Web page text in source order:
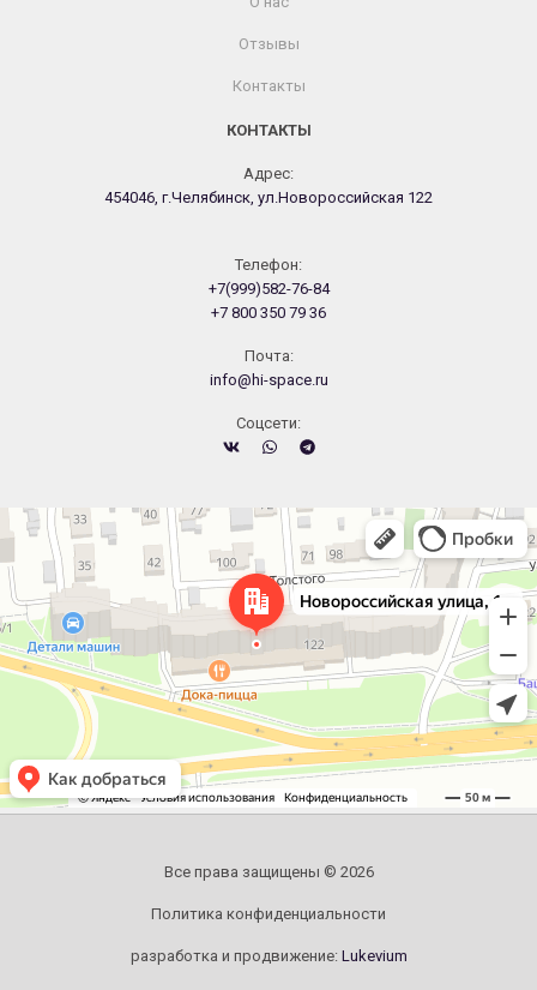
Отзывы
Контакты
КОНТАКТЫ
Адрес:
454046, г.Челябинск, ул.Новороссийская 122
Телефон:
+7(999)582-76-84
+7 800 350 79 36
Почта:
info@hi-space.ru
Cоцсети:
Челябинск
Новороссийская улица, 122 — Яндекс.Карты
Все права защищены © 2026
Политика конфиденциальности
разработка и продвижение: Lukevium